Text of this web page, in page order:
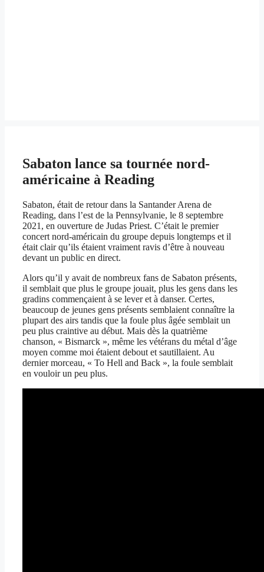
Sabaton lance sa tournée nord-
américaine à Reading
Sabaton, était de retour dans la Santander Arena de
Reading, dans l’est de la Pennsylvanie, le 8 septembre
2021, en ouverture de Judas Priest. C’était le premier
concert nord-américain du groupe depuis longtemps et il
était clair qu’ils étaient vraiment ravis d’être à nouveau
devant un public en direct.
Alors qu’il y avait de nombreux fans de Sabaton présents,
il semblait que plus le groupe jouait, plus les gens dans les
gradins commençaient à se lever et à danser. Certes,
beaucoup de jeunes gens présents semblaient connaître la
plupart des airs tandis que la foule plus âgée semblait un
peu plus craintive au début. Mais dès la quatrième
chanson, « Bismarck », même les vétérans du métal d’âge
moyen comme moi étaient debout et sautillaient. Au
dernier morceau, « To Hell and Back », la foule semblait
en vouloir un peu plus.